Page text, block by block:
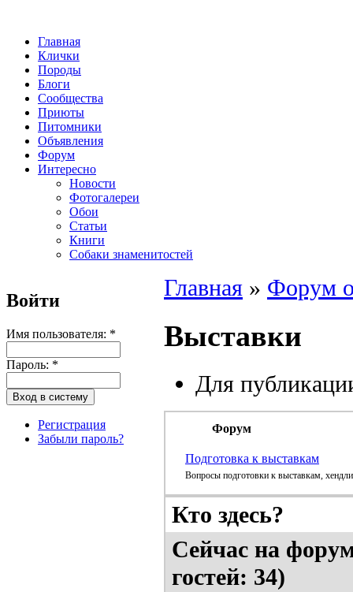
Главная
Клички
Породы
Блоги
Сообщества
Приюты
Питомники
Объявления
Форум
Интересно
Новости
Фотогалереи
Обои
Статьи
Книги
Собаки знаменитостей
Войти
Имя пользователя: *
Пароль: *
Регистрация
Забыли пароль?
Главная » Форум
Выставки
Для
Форум
Подготовка к выставкам
Вопросы подготовки к выставкам,
Кто здесь?
Сейчас на
гостей: 34)